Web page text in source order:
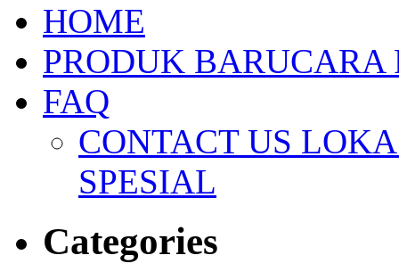
HOME
PRODUK BARUCARA
FAQ
CONTACT US
SPESIAL
Categories